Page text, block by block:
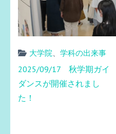
大学院、 学科の出来事
投
稿
ナ
2025/09/17 秋学期ガイ
ダンスが開催されまし
た！